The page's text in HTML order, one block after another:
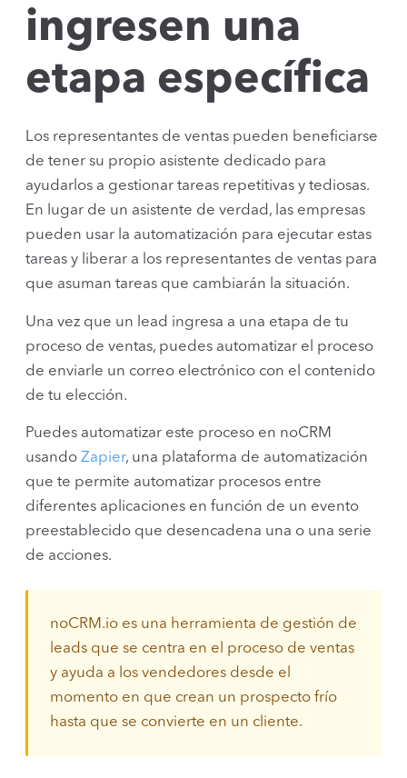
ingresen una
etapa específica
Los representantes de ventas pueden beneficiarse
de tener su propio asistente dedicado para
ayudarlos a gestionar tareas repetitivas y tediosas.
En lugar de un asistente de verdad, las empresas
pueden usar la automatización para ejecutar estas
tareas y liberar a los representantes de ventas para
que asuman tareas que cambiarán la situación.
Una vez que un lead ingresa a una etapa de tu
proceso de ventas, puedes automatizar el proceso
de enviarle un correo electrónico con el contenido
de tu elección.
Puedes automatizar este proceso en noCRM
usando Zapier, una plataforma de automatización
que te permite automatizar procesos entre
diferentes aplicaciones en función de un evento
preestablecido que desencadena una o una serie
de acciones.
noCRM.io es una herramienta de gestión de
leads que se centra en el proceso de ventas
y ayuda a los vendedores desde el
momento en que crean un prospecto frío
hasta que se convierte en un cliente.